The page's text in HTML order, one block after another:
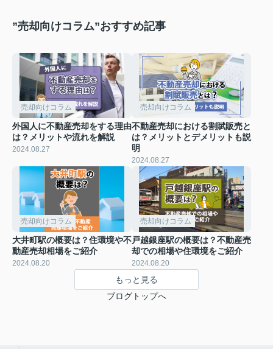
”売却向けコラム”おすすめ記事
売却向けコラム
外国人に不動産売却をする理由
は？メリットや流れを解説
2024.08.27
売却向けコラム
不動産売却における割賦販売と
は？メリットとデメリットも説
明
2024.08.27
売却向けコラム
大井町駅の概要は？住環境や不
動産売却相場をご紹介
2024.08.20
売却向けコラム
戸越銀座駅の概要は？不動産売
却での相場や住環境をご紹介
2024.08.20
もっと見る
ブログトップへ